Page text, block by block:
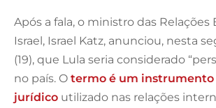
Após a fala, o ministro das Relações
Israel, Israel Katz, anunciou, nesta
(19), que Lula seria considerado
no país. O termo é um instrumento
jurídico utilizado nas relações